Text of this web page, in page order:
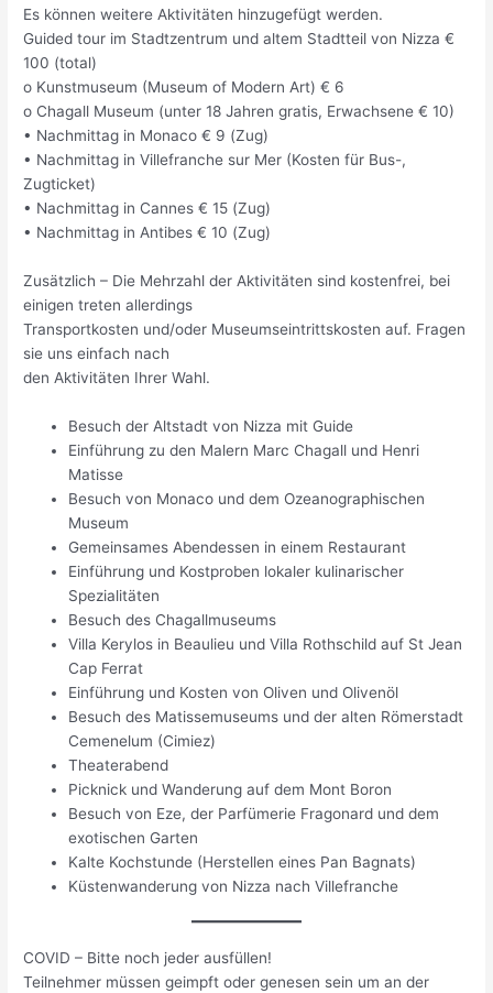
Es können weitere Aktivitäten hinzugefügt werden.
Guided tour im Stadtzentrum und altem Stadtteil von Nizza €
100 (total)
o Kunstmuseum (Museum of Modern Art) € 6
o Chagall Museum (unter 18 Jahren gratis, Erwachsene € 10)
• Nachmittag in Monaco € 9 (Zug)
• Nachmittag in Villefranche sur Mer (Kosten für Bus-,
Zugticket)
• Nachmittag in Cannes € 15 (Zug)
• Nachmittag in Antibes € 10 (Zug)
Zusätzlich – Die Mehrzahl der Aktivitäten sind kostenfrei, bei
einigen treten allerdings
Transportkosten und/oder Museumseintrittskosten auf. Fragen
sie uns einfach nach
den Aktivitäten Ihrer Wahl.
Besuch der Altstadt von Nizza mit Guide
Einführung zu den Malern Marc Chagall und Henri
Matisse
Besuch von Monaco und dem Ozeanographischen
Museum
Gemeinsames Abendessen in einem Restaurant
Einführung und Kostproben lokaler kulinarischer
Spezialitäten
Besuch des Chagallmuseums
Villa Kerylos in Beaulieu und Villa Rothschild auf St Jean
Cap Ferrat
Einführung und Kosten von Oliven und Olivenöl
Besuch des Matissemuseums und der alten Römerstadt
Cemenelum (Cimiez)
Theaterabend
Picknick und Wanderung auf dem Mont Boron
Besuch von Eze, der Parfümerie Fragonard und dem
exotischen Garten
Kalte Kochstunde (Herstellen eines Pan Bagnats)
Küstenwanderung von Nizza nach Villefranche
COVID – Bitte noch jeder ausfüllen!
Teilnehmer müssen geimpft oder genesen sein um an der